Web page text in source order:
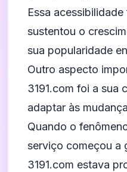
Essa
sustentou o
sua popularidade
Outro aspecto
3191.com foi a sua
adaptar às
Quando o
serviço começou a
3191.com estava